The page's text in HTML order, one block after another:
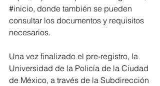
#inicio, donde también se pueden
consultar los documentos y requisitos
necesarios.
Una vez finalizado el pre-registro, la
Universidad de la Policía de la Ciudad
de México, a través de la Subdirección